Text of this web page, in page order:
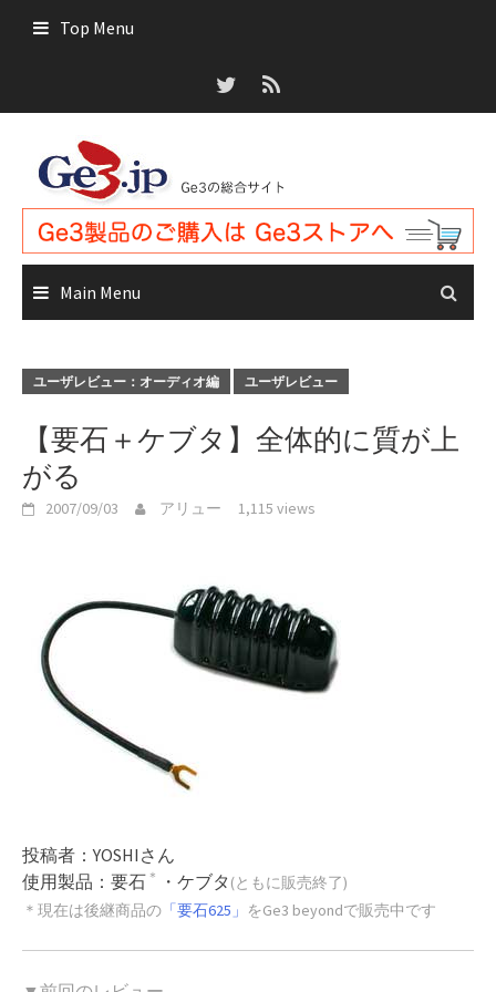
Top Menu
Main Menu
ユーザレビュー：オーディオ編 ユーザレビュー
【要石＋ケブタ】全体的に質が上
がる
2007/09/03 アリュー 1,115 views
投稿者：YOSHIさん
使用製品：要石 ＊ ・ケブタ (ともに販売終了)
＊現在は後継商品の 「要石625」 をGe3 beyondで販売中です